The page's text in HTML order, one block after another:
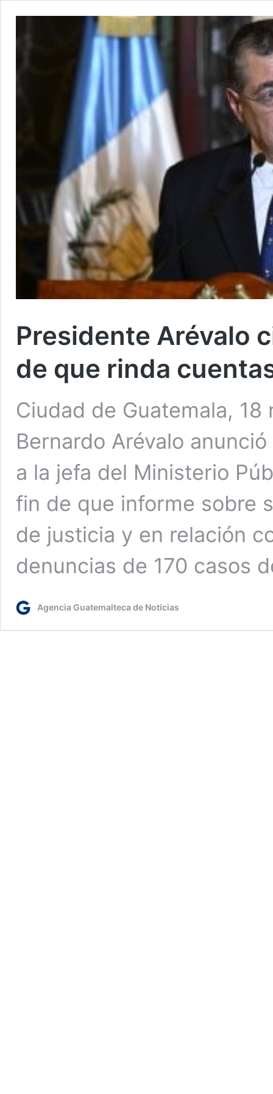
Presidente Arévalo
de que rinda
Ciudad de Guatemala,
Bernardo Arévalo
a la jefa del Ministerio
fin de que informe sobre
de justicia y en relación
denuncias de 170 casos
Agencia Guatemalteca de Noticias